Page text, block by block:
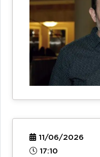
11/06/2026
17:10